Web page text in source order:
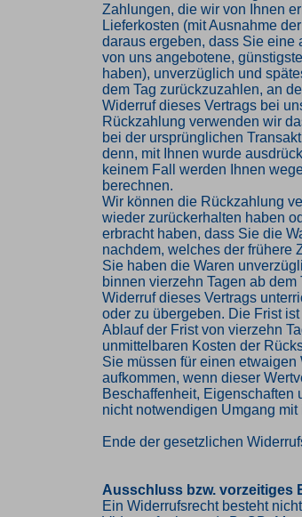
Zahlungen, die wir von Ihnen
Lieferkosten (mit Ausnahme
daraus ergeben, dass Sie eine
von uns angebotene,
haben), unverzüglich und
dem Tag zurückzuzahlen, an
Widerruf dieses Vertrags bei
Rückzahlung verwenden wir
bei der ursprünglichen
denn, mit Ihnen wurde
keinem Fall werden Ihnen
berechnen.
Wir können die Rückzahlung
wieder zurückerhalten haben
erbracht haben, dass Sie die
nachdem, welches der frühere
Sie haben die Waren
binnen vierzehn Tagen ab
Widerruf dieses Vertrags
oder zu übergeben. Die Frist
Ablauf der Frist von vierzehn
unmittelbaren Kosten der
Sie müssen für einen etwaigen
aufkommen, wenn dieser
Beschaffenheit, Eigenschaften
nicht notwendigen Umgang
Ende der gesetzlichen
Ausschluss bzw. vorzeitiges
Ein Widerrufsrecht besteht